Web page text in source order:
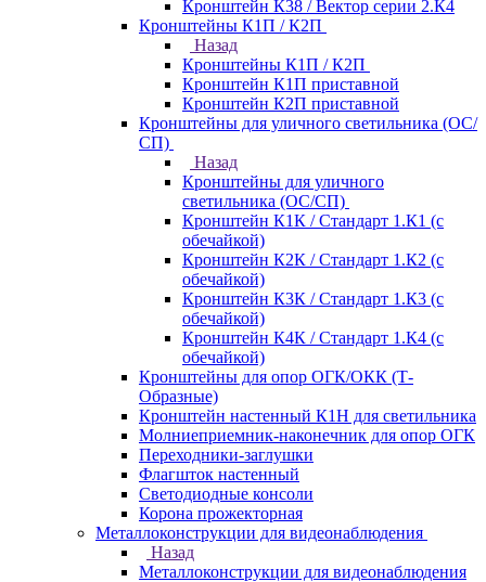
Кронштейн К38 / Вектор серии 2.К4
Кронштейны К1П / К2П
Назад
Кронштейны К1П / К2П
Кронштейн К1П приставной
Кронштейн К2П приставной
Кронштейны для уличного светильника (ОС/
СП)
Назад
Кронштейны для уличного
светильника (ОС/СП)
Кронштейн К1К / Стандарт 1.К1 (с
обечайкой)
Кронштейн К2К / Стандарт 1.К2 (с
обечайкой)
Кронштейн К3К / Стандарт 1.К3 (с
обечайкой)
Кронштейн К4К / Стандарт 1.К4 (с
обечайкой)
Кронштейны для опор ОГК/ОКК (Т-
Образные)
Кронштейн настенный К1Н для светильника
Молниеприемник-наконечник для опор ОГК
Переходники-заглушки
Флагшток настенный
Светодиодные консоли
Корона прожекторная
Металлоконструкции для видеонаблюдения
Назад
Металлоконструкции для видеонаблюдения